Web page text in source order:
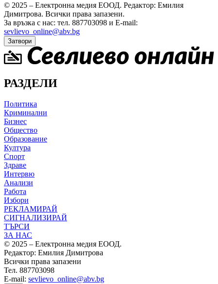
© 2025 – Електронна медия ЕООД. Редактор: Емилия
Димитрова. Всички права запазени.
За връзка с нас: тел. 887703098 и E-mail:
sevlievo_online@abv.bg
Затвори
РАЗДЕЛИ
Политика
Криминални
Бизнес
Общество
Образование
Култура
Спорт
Здраве
Интервю
Анализи
Работа
Избори
РЕКЛАМИРАЙ
СИГНАЛИЗИРАЙ
ТЪРСИ
ЗА НАС
© 2025 – Електронна медия ЕООД.
Редактор: Емилия Димитрова
Всички права запазени
Тел. 887703098
E-mail: sevlievo_online@abv.bg